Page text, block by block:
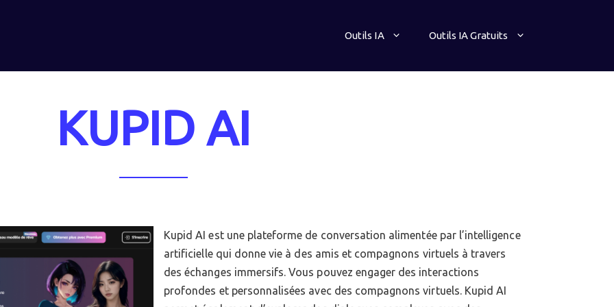
Outils IA Outils IA Gratuits
KUPID AI
Kupid AI est une plateforme de conversation alimentée par l’intelligence
artificielle qui donne vie à des amis et compagnons virtuels à travers
des échanges immersifs. Vous pouvez engager des interactions
profondes et personnalisées avec des compagnons virtuels. Kupid AI